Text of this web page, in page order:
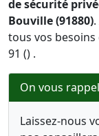
de sécurité
Bouville (91880)
tous vos
91 () .
On vous
Laissez-nous